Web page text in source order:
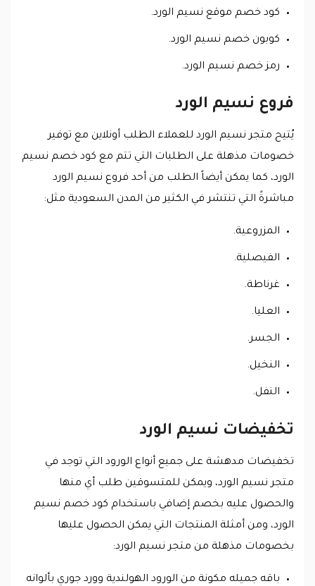
كود خصم موقع نسيم الورد.
كوبون خصم نسيم الورد.
رمز خصم نسيم الورد.
فروع نسيم الورد
يُتيح متجر نسيم الورد للعملاء الطلب أونلاين مع توفير
خصومات مذهلة على الطلبات التي تتم مع كود خصم نسيم
الورد، كما يمكن أيضاً الطلب من أحد فروع نسيم الورد
مباشرةً التي تنتشر في الكثير من المدن السعودية مثل:
المزروعية.
الفيصلية.
غرناطة.
العليا.
الجسر.
النخيل.
النفل.
تخفيضات نسيم الورد
تخفيضات مدهشة على جميع أنواع الورود التي توجد في
متجر نسيم الورد، ويمكن للمتسوقين طلب أي منها
والحصول عليه بخصم إضافي باستخدام كود خصم نسيم
الورد، ومن أمثلة المنتجات التي يمكن الحصول عليها
بخصومات مذهلة من متجر نسيم الورد:
باقه جميله مكونة من الورود الهولندية وورد جوري بألوانه